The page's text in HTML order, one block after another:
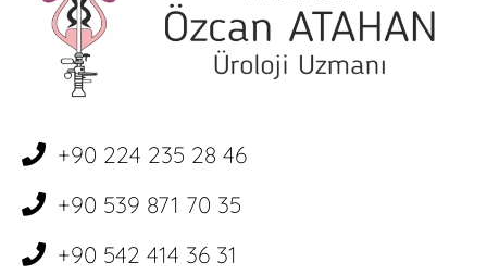
+90 224 235 28 46
+90 539 871 70 35
+90 542 414 36 31